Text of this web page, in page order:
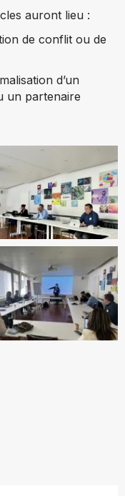
auront lieu :
de conflit ou de
d’un
un partenaire